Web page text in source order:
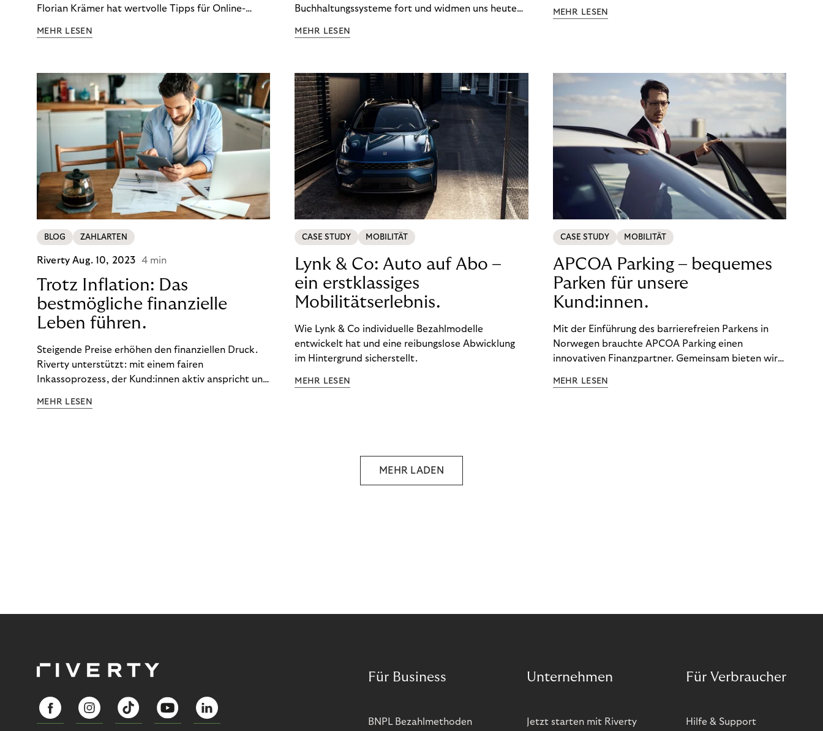
Florian Krämer hat wertvolle Tipps für Online-
möchten.
MEHR LESEN
Buchhaltungssysteme fort und widmen uns heute
im D2C-Bereich.
MEHR LESEN
ein Leben in finanzieller Freiheit zu führen. So
MEHR LESEN
BLOG ZAHLARTEN
RivertyAug. 10, 2023 4 min
Trotz Inflation: Das
bestmögliche finanzielle
Leben führen.
Steigende Preise erhöhen den finanziellen Druck.
Riverty unterstützt: mit einem fairen
Inkassoprozess, der Kund:innen aktiv anspricht und
Finanzbildung ermöglicht. So bleiben Menschen
MEHR LESEN
CASE STUDY MOBILITÄT
Lynk & Co: Auto auf Abo –
ein erstklassiges
Mobilitätserlebnis.
Wie Lynk & Co individuelle Bezahlmodelle
entwickelt hat und eine reibungslose Abwicklung
im Hintergrund sicherstellt.
MEHR LESEN
CASE STUDY MOBILITÄT
APCOA Parking – bequemes
Parken für unsere
Kund:innen.
Mit der Einführung des barrierefreien Parkens in
Norwegen brauchte APCOA Parking einen
innovativen Finanzpartner. Gemeinsam bieten wir
Erlebnis.
MEHR LESEN
MEHR LADEN
Für Business
BNPL Bezahlmethoden
Unternehmen
Jetzt starten mit Riverty
Für Verbraucher
Hilfe & Support